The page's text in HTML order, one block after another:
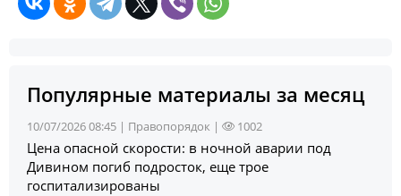
Популярные материалы за месяц
10/07/2026 08:45 | Правопорядок | 1002
Цена опасной скорости: в ночной аварии под
Дивином погиб подросток, еще трое
госпитализированы